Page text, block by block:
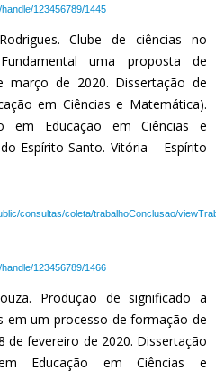
123456789/1445
Clube de ciências no
uma proposta de
março de 2020. Dissertação de
em Ciências e Matemática).
em Educação em Ciências e
Espírito Santo. Vitória – Espírito
consultas/coleta/trabalhoConclusao/
123456789/1466
Produção de significado a
em um processo de formação de
de fevereiro de 2020. Dissertação
Educação em Ciências e